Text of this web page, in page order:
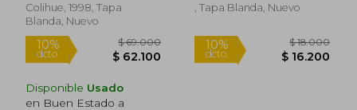
Colihue, 1998, Tapa
Blanda, Nuevo
Disponible Usado
en Buen Estado a
, Tapa Blanda, Nuevo